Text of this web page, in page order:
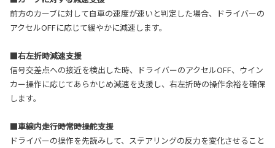
前方のカーブに対して自車の速度が速いと判定した場合、ドライバーの
アクセルOFFに応じて緩やかに減速します。
■右左折時減速支援
信号交差点への接近を検出した時、ドライバーのアクセルOFF、ウイン
カー操作に応じてあらかじめ減速を支援し、右左折時の操作余裕を確保
します。
■車線内走行時常時操舵支援
ドライバーの操作を先読みして、ステアリングの反力を変化させること